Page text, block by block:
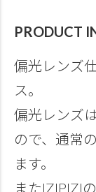
PRODUCT
偏光レンズ
ス。
偏光レンズ
ので、通常
ます。
またIZIPIZI